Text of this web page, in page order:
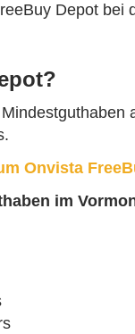
Depot bei
Onvista
im